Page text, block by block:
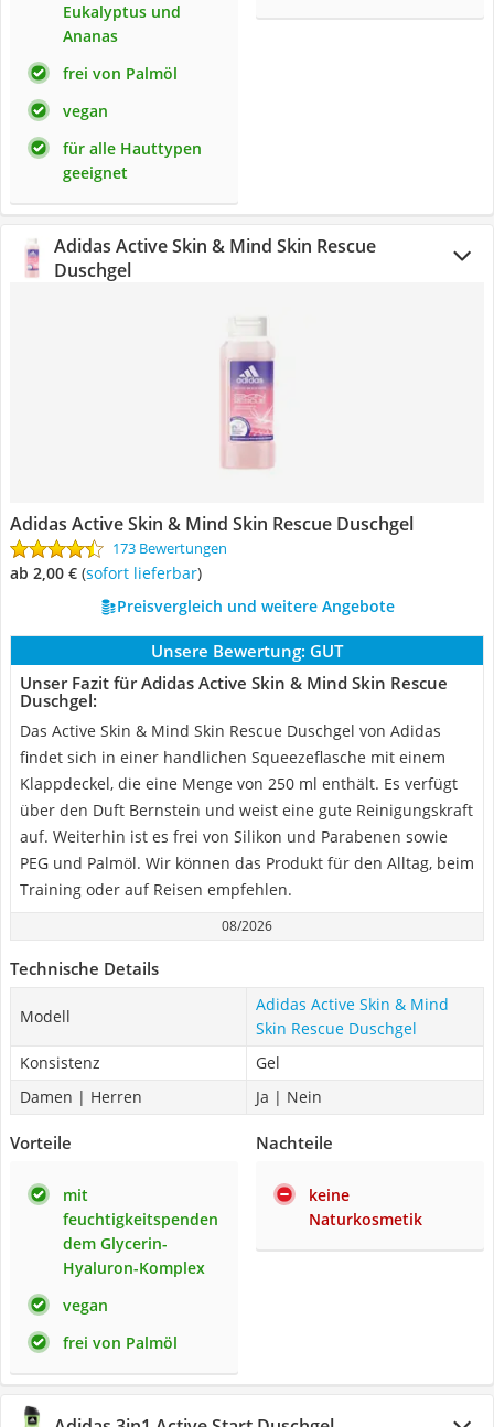
Eukalyptus und
Ananas
frei von Palmöl
vegan
für alle Hauttypen
geeignet
Adidas Active Skin & Mind Skin Rescue
Duschgel
Adidas Active Skin & Mind Skin Rescue Duschgel
173 Bewertungen
ab 2,00 € ( Sofort lieferbar)
Preisvergleich und weitere Angebote
Unsere Bewertung: GUT
Unser Fazit für Adidas Active Skin & Mind Skin Rescue
Duschgel:
Das Active Skin & Mind Skin Rescue Duschgel von Adidas
findet sich in einer handlichen Squeezeflasche mit einem
Klappdeckel, die eine Menge von 250 ml enthält. Es verfügt
über den Duft Bernstein und weist eine gute Reinigungskraft
auf. Weiterhin ist es frei von Silikon und Parabenen sowie
PEG und Palmöl. Wir können das Produkt für den Alltag, beim
Training oder auf Reisen empfehlen.
08/2026
Technische Details
Modell
Adidas Active Skin & Mind
Skin Rescue Duschgel
Konsistenz
Gel
Damen | Herren
Ja | Nein
Vorteile
mit
feuchtigkeitspenden
dem Glycerin-
Hyaluron-Komplex
vegan
frei von Palmöl
Nachteile
keine
Naturkosmetik